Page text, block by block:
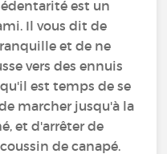
est un
Il vous dit de
et de ne
vers des ennuis
est temps de se
marcher jusqu'à la
et d'arrêter de
de canapé.